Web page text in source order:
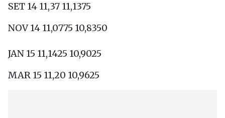
SET 14 11,37 11,1375
NOV 14 11,0775 10,8350
JAN 15 11,1425 10,9025
MAR 15 11,20 10,9625